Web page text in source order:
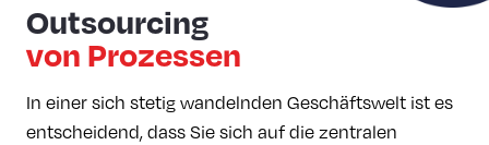
Outsourcing
von Prozessen
In einer sich stetig wandelnden Geschäftswelt ist es
entscheidend, dass Sie sich auf die zentralen